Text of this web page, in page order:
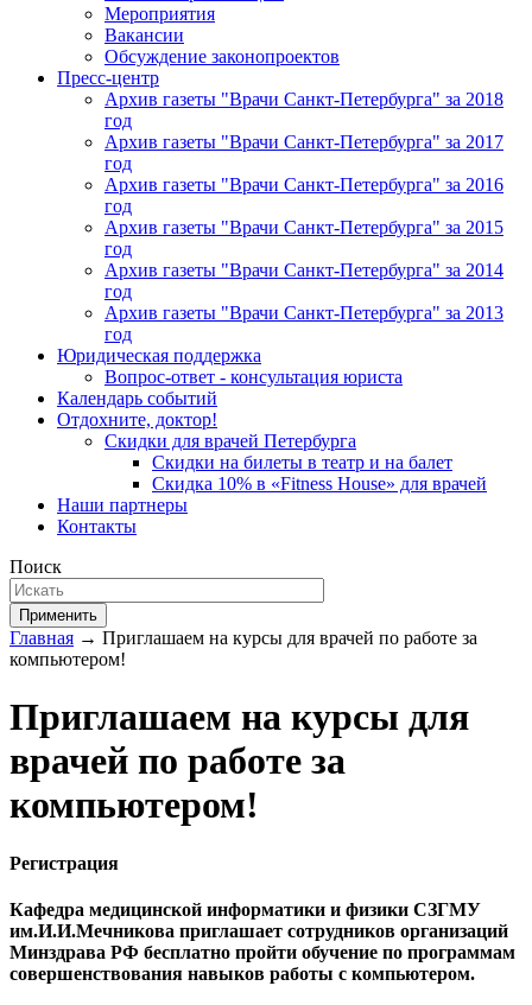
Мероприятия
Вакансии
Обсуждение законопроектов
Пресс-центр
Архив газеты "Врачи Санкт-Петербурга" за 2018
год
Архив газеты "Врачи Санкт-Петербурга" за 2017
год
Архив газеты "Врачи Санкт-Петербурга" за 2016
год
Архив газеты "Врачи Санкт-Петербурга" за 2015
год
Архив газеты "Врачи Санкт-Петербурга" за 2014
год
Архив газеты "Врачи Санкт-Петербурга" за 2013
год
Юридическая поддержка
Вопрос-ответ - консультация юриста
Календарь событий
Отдохните, доктор!
Скидки для врачей Петербурга
Скидки на билеты в театр и на балет
Скидка 10% в «Fitness House» для врачей
Наши партнеры
Контакты
Поиск
Применить
Главная → Приглашаем на курсы для врачей по работе за
компьютером!
Приглашаем на курсы для
врачей по работе за
компьютером!
Регистрация
Кафедра медицинской информатики и физики СЗГМУ
им.И.И.Мечникова приглашает сотрудников организаций
Минздрава РФ бесплатно пройти обучение по программам
совершенствования навыков работы с компьютером.